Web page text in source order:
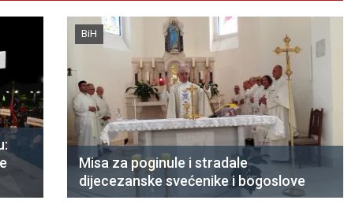
BiH
Misa za poginule i stradale
dijecezanske svećenike i bogoslove
CNAK